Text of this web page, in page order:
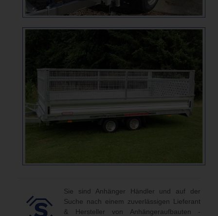
Sie sind Anhänger Händler und auf der
Suche nach einem zuverlässigen Lieferant
& Hersteller von Anhängeraufbauten -